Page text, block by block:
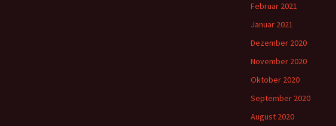
Februar 2021
Januar 2021
Dezember 2020
November 2020
Oktober 2020
September 2020
August 2020